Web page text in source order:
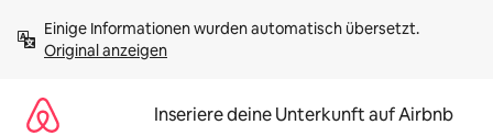
Inhalten
springenOriginal anzeigen
Inseriere deine Unterkunft auf Airbnb